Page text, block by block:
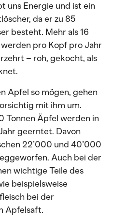
uns Energie und ist ein
da er zu 85
besteht. Mehr als 16
pro Kopf pro Jahr
– roh, gekocht, als
Apfel so mögen, gehen
mit ihm um.
Tonnen Äpfel werden in
geerntet. Davon
22’000 und 40’000
Auch bei der
wichtige Teile des
beispielsweise
bei der
Apfelsaft.